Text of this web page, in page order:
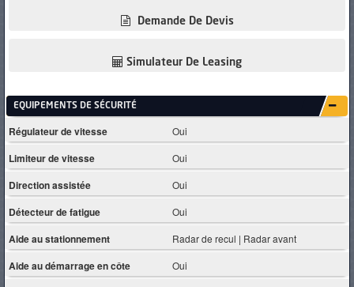
Demande De Devis
Simulateur De Leasing
EQUIPEMENTS DE SÉCURITÉ
Régulateur de vitesse Oui
Limiteur de vitesse Oui
Direction assistée Oui
Détecteur de fatigue Oui
Aide au stationnement Radar de recul | Radar avant
Aide au démarrage en côte Oui